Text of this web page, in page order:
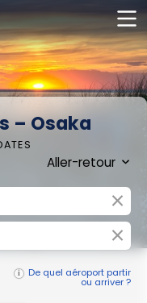
– Osaka
×
×
De quel aéroport partir
ou arriver ?